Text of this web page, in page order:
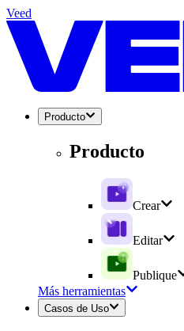
Veed
Producto
Producto
Crear
Editar
Publique
Más herramientas
Casos de Uso